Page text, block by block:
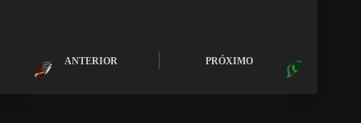
ANTERIOR PRÓXIMO